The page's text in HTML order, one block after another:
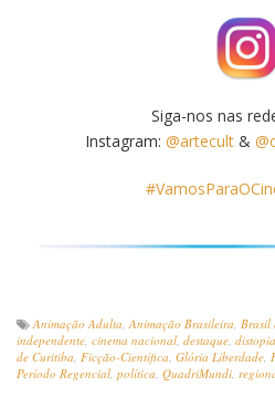
Siga-nos nas
Instagram: @artecult &
Animação Adulta,Animação Brasileira, Brasil
independente, cinema nacional, destaque, distopia
de Curitiba, Ficção-Científica, Glória Liberdade,
Período Regencial, política, QuadriMundi,